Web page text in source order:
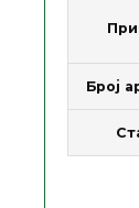
Број